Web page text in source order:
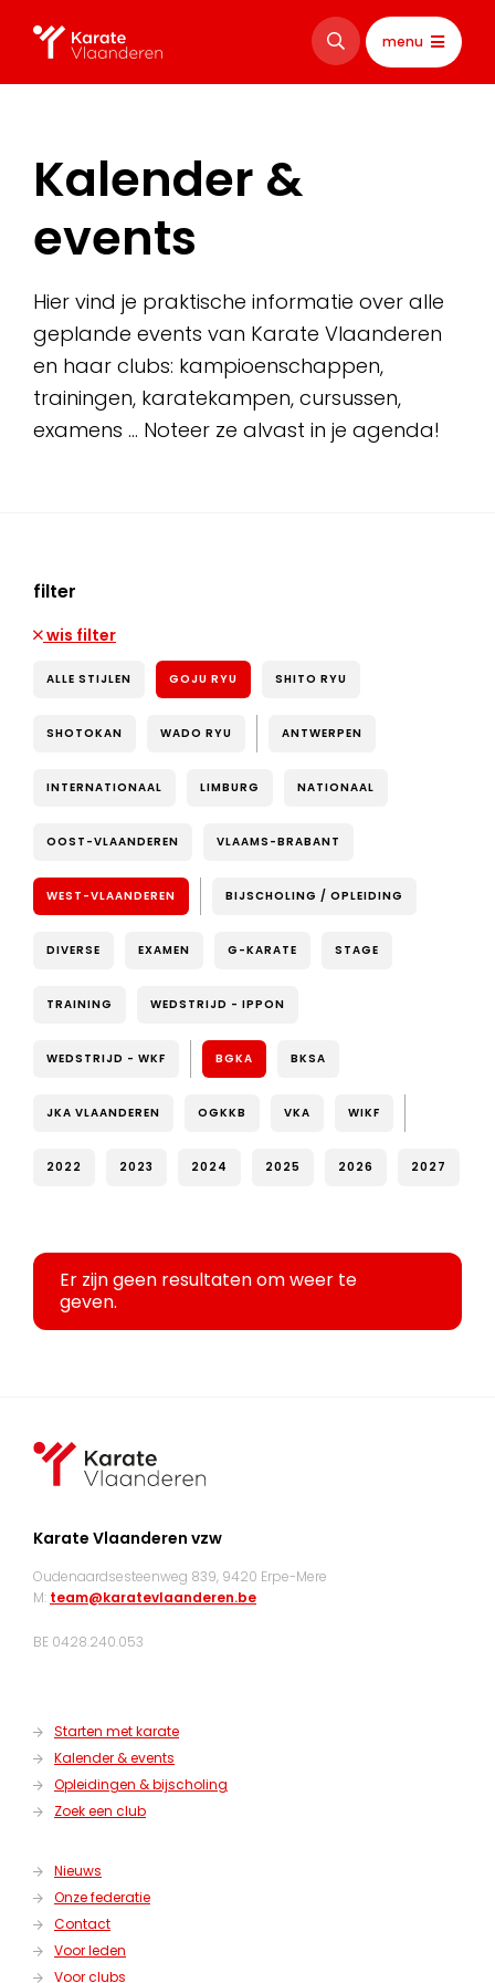
menu
Kalender &
events
Hier vind je praktische informatie over alle
geplande events van Karate Vlaanderen
en haar clubs: kampioenschappen,
trainingen, karatekampen, cursussen,
examens … Noteer ze alvast in je agenda!
filter
wis filter
ALLE STIJLEN GOJU RYU SHITO RYU
SHOTOKAN WADO RYU ANTWERPEN
INTERNATIONAAL LIMBURG NATIONAAL
OOST-VLAANDEREN VLAAMS-BRABANT
WEST-VLAANDEREN BIJSCHOLING / OPLEIDING
DIVERSE EXAMEN G-KARATE STAGE
TRAINING WEDSTRIJD - IPPON
WEDSTRIJD - WKF BGKA BKSA
JKA VLAANDEREN OGKKB VKA WIKF
2022 2023 2024 2025 2026 2027
Er zijn geen resultaten om weer te
geven.
Karate Vlaanderen vzw
Oudenaardsesteenweg 839, 9420 Erpe-Mere
M: team@karatevlaanderen.be
BE 0428.240.053
Starten met karate
Kalender & events
Opleidingen & bijscholing
Zoek een club
Nieuws
Onze federatie
Contact
Voor leden
Voor clubs